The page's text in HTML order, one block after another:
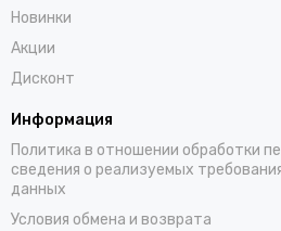
Новинки
Акции
Дисконт
Информация
Политика в отношении обработки
сведения о реализуемых
данных
Условия обмена и возврата